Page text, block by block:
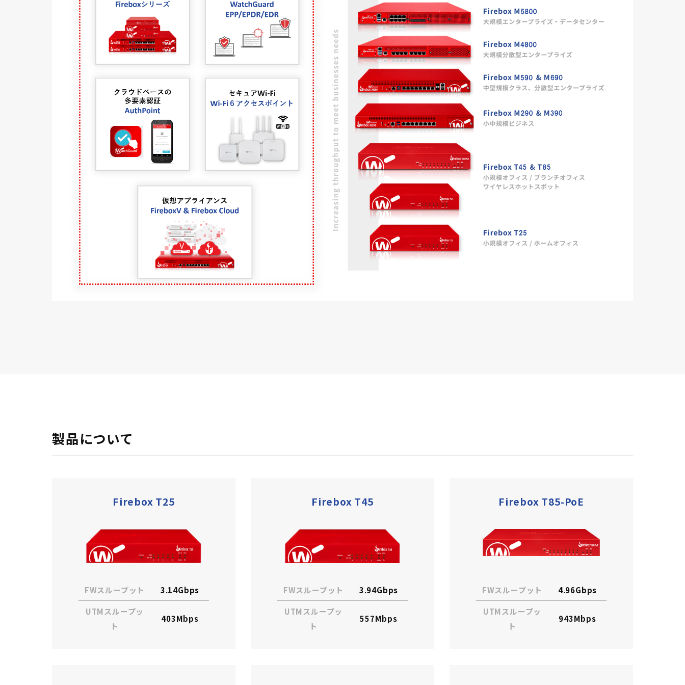
製品について
Firebox T25
FWスループット
3.14Gbps
UTMスループッ
ト
403Mbps
Firebox T45
FWスループット
3.94Gbps
UTMスループッ
ト
557Mbps
Firebox T85-PoE
FWスループット
4.96Gbps
UTMスループッ
ト
943Mbps